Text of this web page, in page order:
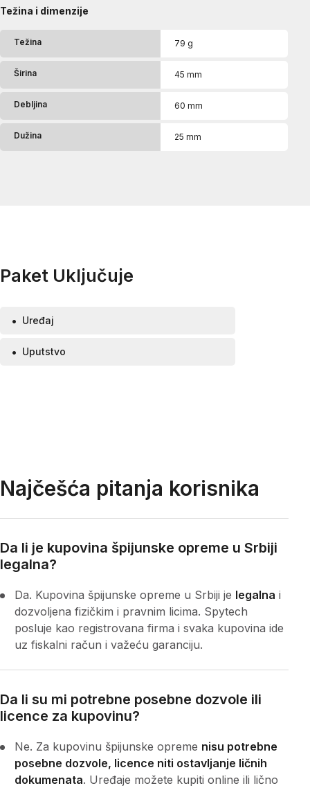
Težina i dimenzije
Težina 79 g
Širina 45 mm
Debljina 60 mm
Dužina 25 mm
Paket Uključuje
Uređaj
Uputstvo
Najčešća pitanja korisnika
Da li je kupovina špijunske opreme u Srbiji
legalna?
Da. Kupovina špijunske opreme u Srbiji je legalna i
dozvoljena fizičkim i pravnim licima. Spytech
posluje kao registrovana firma i svaka kupovina ide
uz fiskalni račun i važeću garanciju.
Da li su mi potrebne posebne dozvole ili
licence za kupovinu?
Ne. Za kupovinu špijunske opreme nisu potrebne
posebne dozvole, licence niti ostavljanje ličnih
dokumenata. Uređaje možete kupiti online ili lično